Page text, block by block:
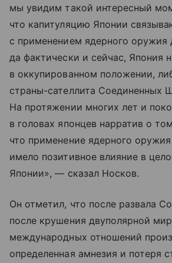
мы увидим такой интересный
что капитуляцию Японии
с применением ядерного оружия
да фактически и сейчас, Япония
в оккупированном положении,
страны-сателлита Соединенных
На протяжении многих лет и
в головах японцев нарратив о
что применение ядерного
имело позитивное влияние в
Японии», — сказал Носков.
Он отметил, что после развала
после крушения двуполярной
международных отношений
определенная амнезия и потеря